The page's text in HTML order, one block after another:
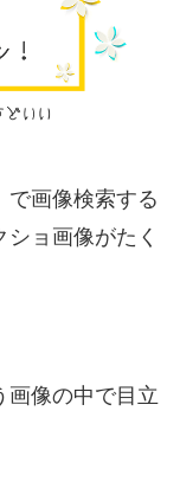
画像検索する
ョ画像がたく
画像の中で目立